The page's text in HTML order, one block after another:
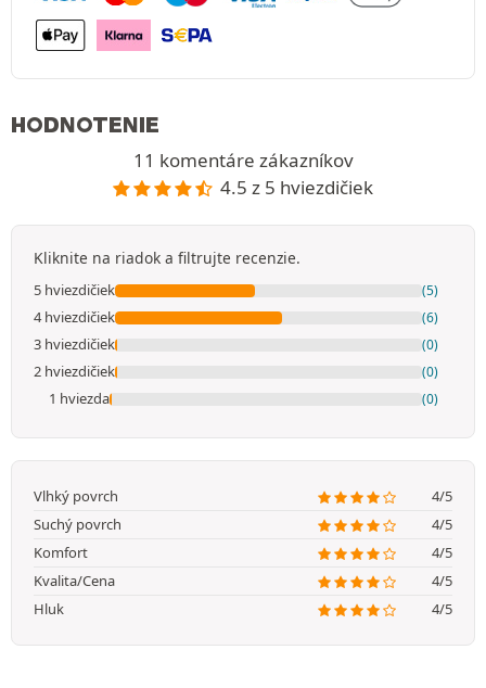
HODNOTENIE
11 komentáre zákazníkov
4.5 z 5 hviezdičiek
Kliknite na riadok a filtrujte recenzie.
5 hviezdičiek (5)
4 hviezdičiek (6)
3 hviezdičiek (0)
2 hviezdičiek (0)
1 hviezda (0)
Vlhký povrch
4/5
Suchý povrch
4/5
Komfort
4/5
Kvalita/Cena
4/5
Hluk
4/5